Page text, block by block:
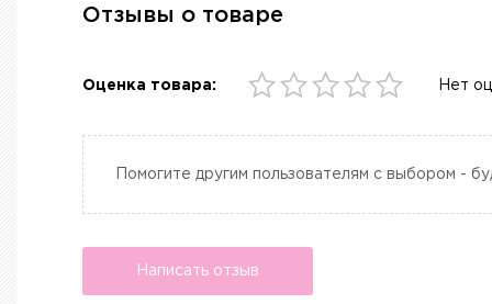
Отзывы о товаре
Оценка товара: Нет
Помогите другим пользователям с выбором -
Написать отзыв